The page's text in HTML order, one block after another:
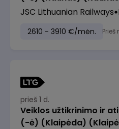
JSC Lithuanian Railways
2610 - 3910 €/mėn.
prieš 1 d.
Veiklos užtikrinimo ir
(-ė) (Klaipėda)